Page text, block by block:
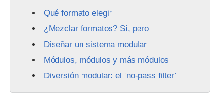
Qué formato elegir
¿Mezclar formatos? Sí, pero
Diseñar un sistema modular
Módulos, módulos y más módulos
Diversión modular: el ‘no-pass filter’